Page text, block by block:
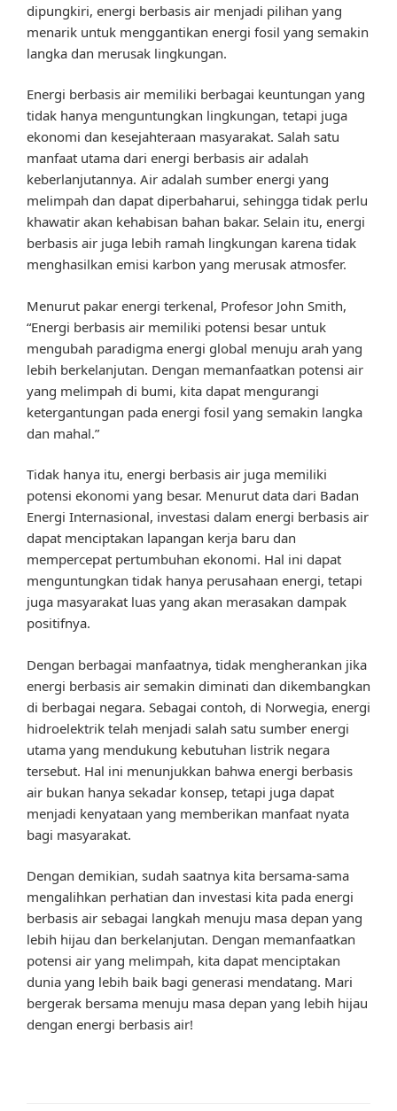
dipungkiri, energi berbasis air menjadi pilihan yang
menarik untuk menggantikan energi fosil yang semakin
langka dan merusak lingkungan.
Energi berbasis air memiliki berbagai keuntungan yang
tidak hanya menguntungkan lingkungan, tetapi juga
ekonomi dan kesejahteraan masyarakat. Salah satu
manfaat utama dari energi berbasis air adalah
keberlanjutannya. Air adalah sumber energi yang
melimpah dan dapat diperbaharui, sehingga tidak perlu
khawatir akan kehabisan bahan bakar. Selain itu, energi
berbasis air juga lebih ramah lingkungan karena tidak
menghasilkan emisi karbon yang merusak atmosfer.
Menurut pakar energi terkenal, Profesor John Smith,
“Energi berbasis air memiliki potensi besar untuk
mengubah paradigma energi global menuju arah yang
lebih berkelanjutan. Dengan memanfaatkan potensi air
yang melimpah di bumi, kita dapat mengurangi
ketergantungan pada energi fosil yang semakin langka
dan mahal.”
Tidak hanya itu, energi berbasis air juga memiliki
potensi ekonomi yang besar. Menurut data dari Badan
Energi Internasional, investasi dalam energi berbasis air
dapat menciptakan lapangan kerja baru dan
mempercepat pertumbuhan ekonomi. Hal ini dapat
menguntungkan tidak hanya perusahaan energi, tetapi
juga masyarakat luas yang akan merasakan dampak
positifnya.
Dengan berbagai manfaatnya, tidak mengherankan jika
energi berbasis air semakin diminati dan dikembangkan
di berbagai negara. Sebagai contoh, di Norwegia, energi
hidroelektrik telah menjadi salah satu sumber energi
utama yang mendukung kebutuhan listrik negara
tersebut. Hal ini menunjukkan bahwa energi berbasis
air bukan hanya sekadar konsep, tetapi juga dapat
menjadi kenyataan yang memberikan manfaat nyata
bagi masyarakat.
Dengan demikian, sudah saatnya kita bersama-sama
mengalihkan perhatian dan investasi kita pada energi
berbasis air sebagai langkah menuju masa depan yang
lebih hijau dan berkelanjutan. Dengan memanfaatkan
potensi air yang melimpah, kita dapat menciptakan
dunia yang lebih baik bagi generasi mendatang. Mari
bergerak bersama menuju masa depan yang lebih hijau
dengan energi berbasis air!